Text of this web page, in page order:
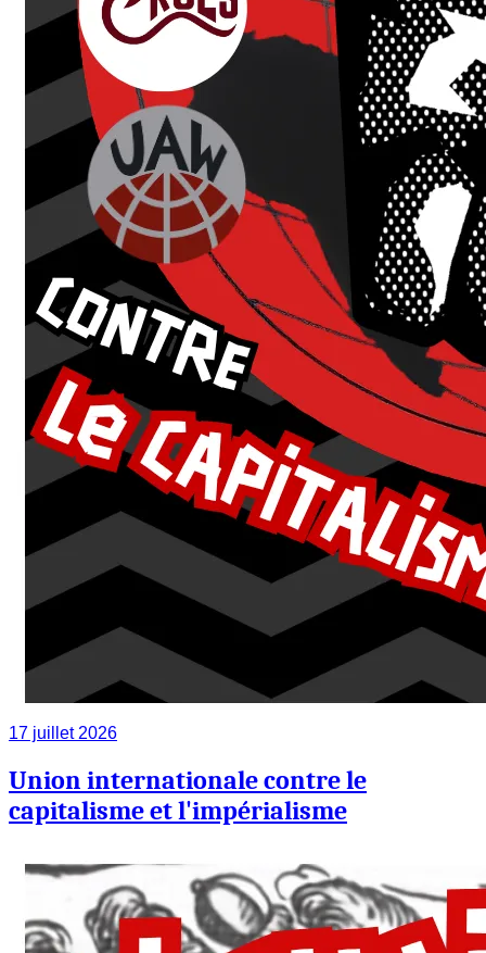
17 juillet 2026
Union internationale contre le
capitalisme et l'impérialisme